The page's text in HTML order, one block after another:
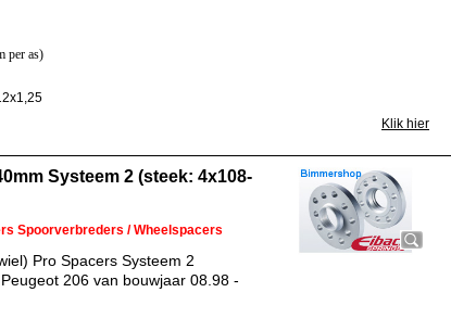
per as)
Klik hier
Systeem 2 (steek: 4x108-
Spoorverbreders / Wheelspacers
Pro Spacers Systeem 2
206 van bouwjaar 08.98 -